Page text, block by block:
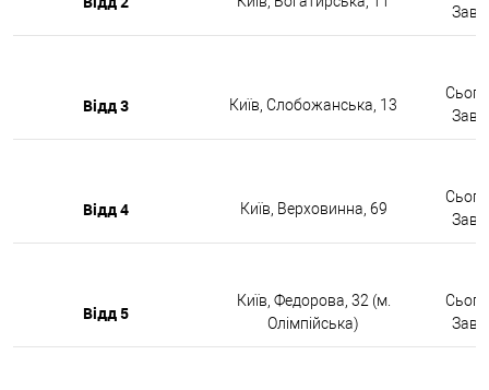
Відд 3 Київ, Слобожанська, 13
Відд 4 Київ, Верховинна, 69
Відд 5
Київ, Федорова, 32 (м.
Олімпійська)